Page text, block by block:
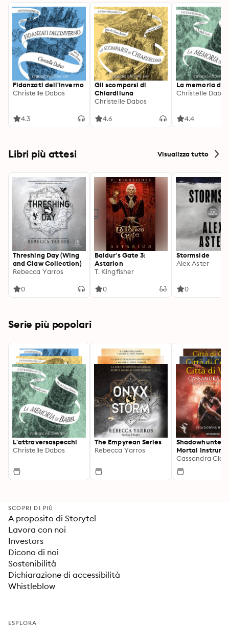
Fidanzati dell'inverno
Christelle Dabos
4.3
Gli scomparsi di
Chiardiluna
Christelle Dabos
4.6
La memoria di
Christelle Dabos
4.4
Libri più attesi Visualizza tutto
Threshing Day (Wing
and Claw Collection)
Rebecca Yarros
0
Baldur's Gate 3:
Astarion
T. Kingfisher
0
Stormside
Alex Aster
0
Serie più popolari
L'attraversaspecchi
Christelle Dabos
The Empyrean Series
Rebecca Yarros
Mortal
Cassandra
SCOPRI DI PIÙ
A proposito di Storytel
Lavora con noi
Investors
Dicono di noi
Sostenibilità
Dichiarazione di accessibilità
Whistleblow
ESPLORA